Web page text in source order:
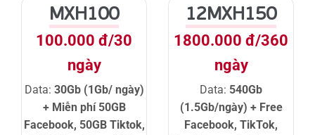
MXH100
100.000 đ/30
ngày
Data: 30Gb (1Gb/ ngày)
+ Miễn phí 50GB
Facebook, 50GB Tiktok,
12MXH150
1800.000 đ/360
ngày
Data: 540Gb
(1.5Gb/ngày) + Free
Facebook, TikTok,